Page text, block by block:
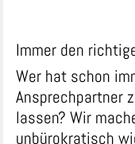
Immer den
Wer hat schon
Ansprechpartner
lassen? Wir
unbürokratisch